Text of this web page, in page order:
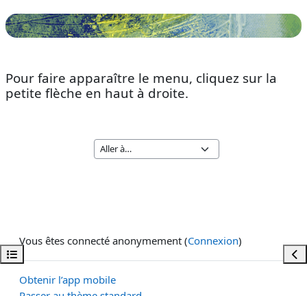
Ouvrir l’index du cours
Pour faire apparaître le menu, cliquez sur la
petite flèche en haut à droite.
Vous êtes connecté anonymement (Connexion)
Obtenir l’app mobile